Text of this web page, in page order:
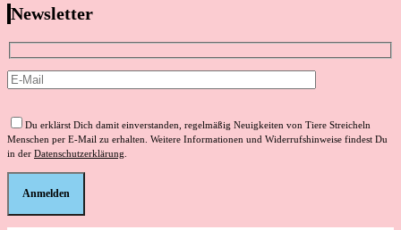
Newsletter
lasse
dieses
Feld
Du erklärst Dich damit einverstanden, regelmäßig Neuigkeiten von Tiere Streicheln
Menschen per E-Mail zu erhalten. Weitere Informationen und Widerrufshinweise findest Du
in der Datenschutzerklärung